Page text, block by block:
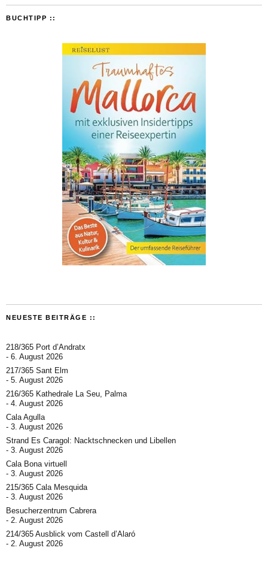
BUCHTIPP ::
NEUESTE BEITRÄGE ::
218/365 Port d’Andratx
6. August 2026
217/365 Sant Elm
5. August 2026
216/365 Kathedrale La Seu, Palma
4. August 2026
Cala Agulla
3. August 2026
Strand Es Caragol: Nacktschnecken und Libellen
3. August 2026
Cala Bona virtuell
3. August 2026
215/365 Cala Mesquida
3. August 2026
Besucherzentrum Cabrera
2. August 2026
214/365 Ausblick vom Castell d’Alaró
2. August 2026